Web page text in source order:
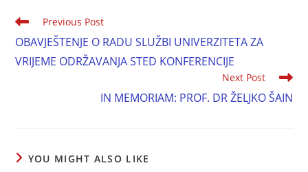
Previous Post
OBAVJEŠTENJE O RADU SLUŽBI UNIVERZITETA ZA
VRIJEME ODRŽAVANJA STED KONFERENCIJE
Next Post
IN MEMORIAM: PROF. DR ŽELJKO ŠAIN
YOU MIGHT ALSO LIKE